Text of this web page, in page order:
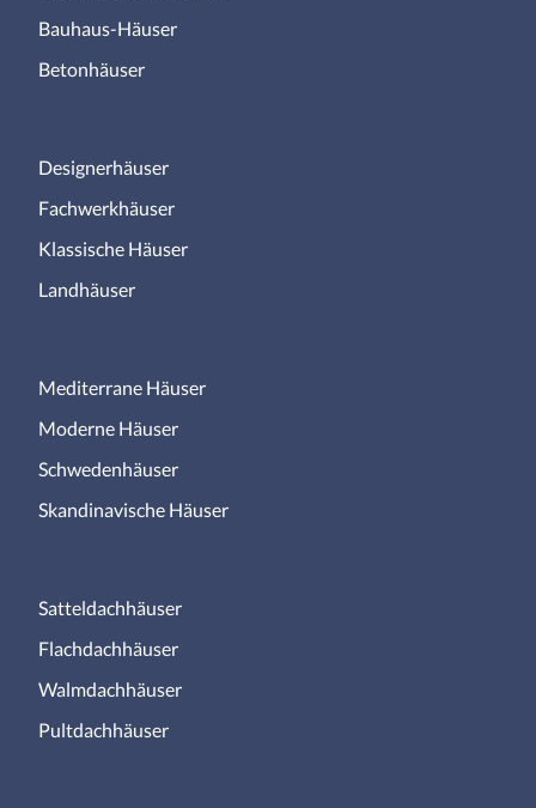
Bauhaus-Häuser
Betonhäuser
Designerhäuser
Fachwerkhäuser
Klassische Häuser
Landhäuser
Mediterrane Häuser
Moderne Häuser
Schwedenhäuser
Skandinavische Häuser
Satteldachhäuser
Flachdachhäuser
Walmdachhäuser
Pultdachhäuser